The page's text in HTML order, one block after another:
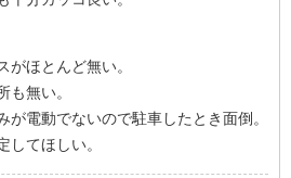
がほとんど無い。
も無い。
が電動でないので駐車したとき面倒。
してほしい。